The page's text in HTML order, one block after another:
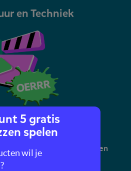
demo van Squla.
Bestel nu
0 1
en Techniek
wilde bloemen
Dan knutselen we samen een
met wilde bloemen.
5 gratis
spelen
wil je